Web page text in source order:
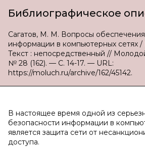
Библиографическое
Сагатов, М. М. Вопросы
информации в компьютерных сетях
Текст : непосредственный //
№ 28 (162). — С. 14-17. — URL:
https://moluch.ru/archive/162/45142.
В настоящее время одной из
безопасности информации в
является защита сети от
доступа.